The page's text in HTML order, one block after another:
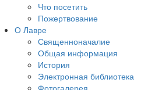
Что посетить
Пожертвование
О Лавре
Священноначалие
Общая информация
История
Электронная библиотека
Фотогалерея